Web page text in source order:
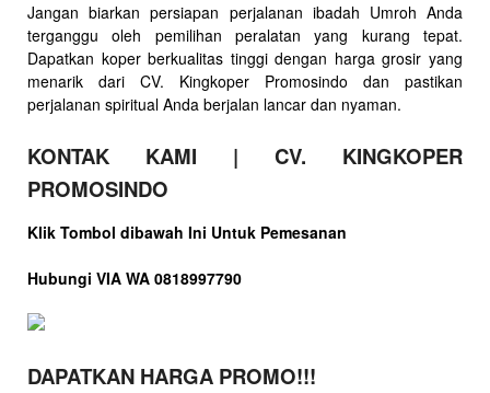
Jangan biarkan persiapan perjalanan ibadah Umroh Anda
terganggu oleh pemilihan peralatan yang kurang tepat.
Dapatkan koper berkualitas tinggi dengan harga grosir yang
menarik dari CV. Kingkoper Promosindo dan pastikan
perjalanan spiritual Anda berjalan lancar dan nyaman.
KONTAK KAMI | CV. KINGKOPER
PROMOSINDO
Klik Tombol dibawah Ini Untuk Pemesanan
Hubungi VIA WA 0818997790
DAPATKAN HARGA PROMO!!!